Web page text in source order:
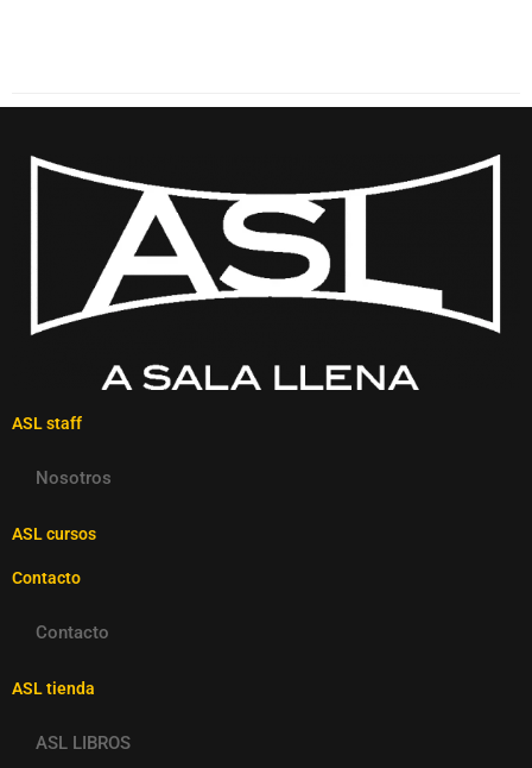
ASL staff
Nosotros
ASL cursos
Contacto
Contacto
ASL tienda
ASL LIBROS